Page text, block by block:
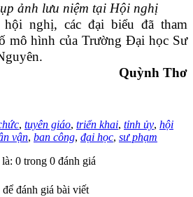
ảnh lưu niệm tại Hội nghị
nghị, các đại biểu đã tham
mô hình của Trường Đại học Sư
Quỳnh Thơ
, tuyên giáo, triển khai, tỉnh ủy, hội
vận, ban công, đại học, sư phạm
0 trong 0 đánh giá
đánh giá bài viết